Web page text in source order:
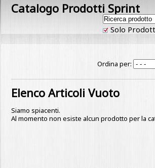
Catalogo Prodotti Sprint
Solo
Ordina per:
Elenco Articoli Vuoto
Siamo spiacenti.
Al momento non esiste alcun prodotto per la